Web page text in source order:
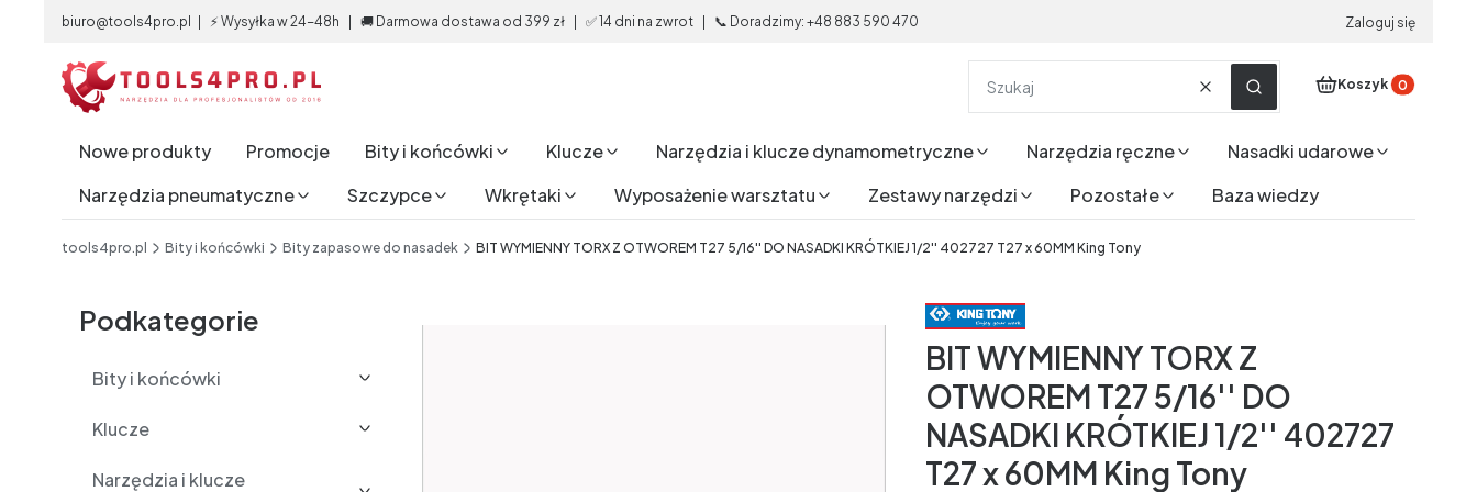
biuro@tools4pro.pl | ⚡ Wysyłka w 24-48h | 🚚 Darmowa dostawa od 399 zł | ✅ 14 dni na zwrot | 📞 Doradzimy: +48 883 590 470 Zaloguj się
WyczyśćSzukaj
Produkty w
Koszyk
Nowe produkty Promocje Bity i końcówki Klucze Narzędzia i klucze dynamometryczne Narzędzia ręczne
Nasadki udarowe
Narzędzia pneumatyczne
Szczypce Wkrętaki Wyposażenie warsztatu Zestawy narzędzi Pozostałe
Baza wiedzy
tools4pro.pl Bity i końcówki Bity zapasowe do nasadek BIT WYMIENNY TORX Z OTWOREM T27 5/16'' DO NASADKI KRÓTKIEJ 1/2'' 402727 T27 x 60MM King Tony
Podkategorie
Bity i końcówki
Klucze
Narzędzia i klucze
BIT WYMIENNY TORX Z
OTWOREM T27 5/16'' DO
NASADKI KRÓTKIEJ 1/2'' 402727
T27 x 60MM King Tony